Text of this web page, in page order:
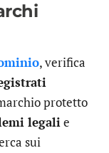
, verifica
protetto
legalie
sui